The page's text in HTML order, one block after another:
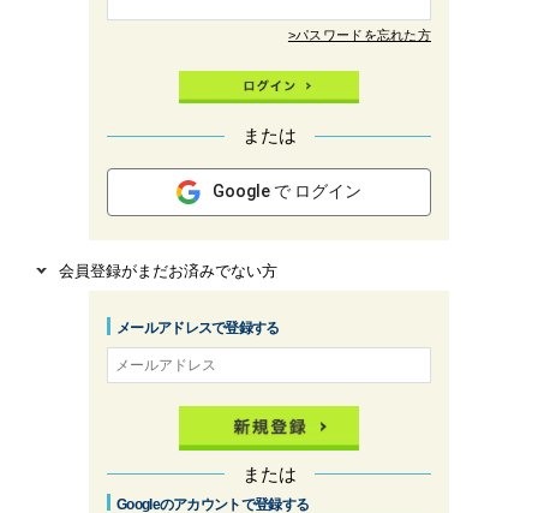
>パスワードを忘れた方
または
Google で ログイン
会員登録がまだお済みでない方
メールアドレスで登録する
または
Googleのアカウントで登録する